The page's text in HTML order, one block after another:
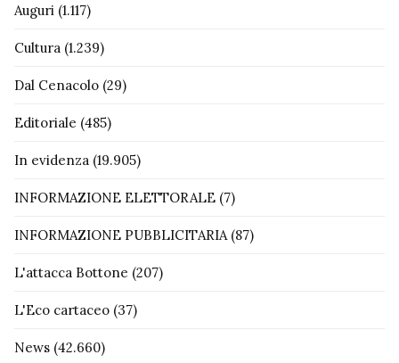
Auguri (1.117)
Cultura (1.239)
Dal Cenacolo (29)
Editoriale (485)
In evidenza (19.905)
INFORMAZIONE ELETTORALE (7)
INFORMAZIONE PUBBLICITARIA (87)
L'attacca Bottone (207)
L'Eco cartaceo (37)
News (42.660)